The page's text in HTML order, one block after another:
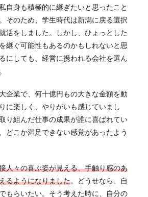
自身も積極的に継ぎたいと思ったこと
そのため、学生時代は新潟に戻る選択
活をしました。しかし、ひょっとした
継ぐ可能性もあるのかもしれないと思
にしても、経営に携われる会社を選ん
企業で、何十億円もの大きな金額を動
に楽しく、やりがいも感じていまし
り組んだ仕事の成果が誰に喜ばれてい
どこか満足できない感覚があったよう
人々の喜ぶ姿が見える、手触り感のあ
るようになりました。どうせなら、自
もらいたい。そう考えた時に、自分の